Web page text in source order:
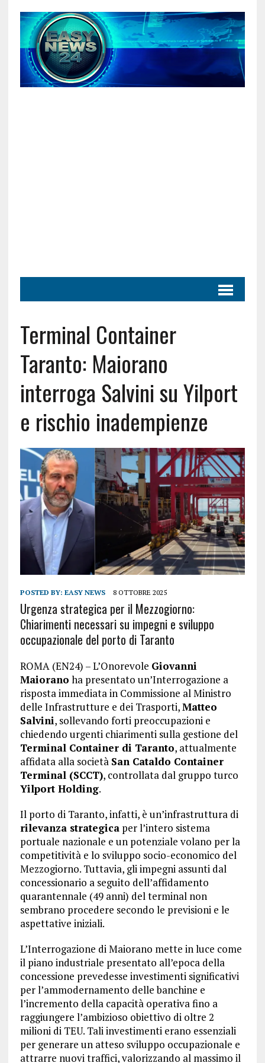
Terminal Container
Taranto: Maiorano
interroga Salvini su Yilport
e rischio inadempienze
POSTED BY: EASY NEWS 8 OTTOBRE 2025
Urgenza strategica per il Mezzogiorno:
Chiarimenti necessari su impegni e sviluppo
occupazionale del porto di Taranto
ROMA (EN24) – L’Onorevole Giovanni
Maiorano ha presentato un’Interrogazione a
risposta immediata in Commissione al Ministro
delle Infrastrutture e dei Trasporti,Matteo
Salvini, sollevando forti preoccupazioni e
chiedendo urgenti chiarimenti sulla gestione del
Terminal Container di Taranto, attualmente
affidata alla società San Cataldo Container
Terminal (SCCT), controllata dal gruppo turco
Yilport Holding.
Il porto di Taranto, infatti, è un’infrastruttura di
rilevanza strategicaper l’intero sistema
portuale nazionale e un potenziale volano per la
competitività e lo sviluppo socio-economico del
Mezzogiorno. Tuttavia, gli impegni assunti dal
concessionario a seguito dell’affidamento
quarantennale (49 anni) del terminal non
sembrano procedere secondo le previsioni e le
aspettative iniziali.
L’Interrogazione di Maiorano mette in luce come
il piano industriale presentato all’epoca della
concessione prevedesse investimenti significativi
per l’ammodernamento delle banchine e
l’incremento della capacità operativa fino a
raggiungere l’ambizioso obiettivo di oltre 2
milioni di TEU. Tali investimenti erano essenziali
per generare un atteso sviluppo occupazionale e
attrarre nuovi traffici, valorizzando al massimo il